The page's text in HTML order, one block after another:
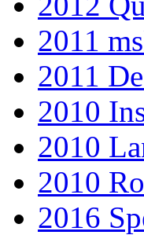
2011
2011
2010
2010
2010
2016